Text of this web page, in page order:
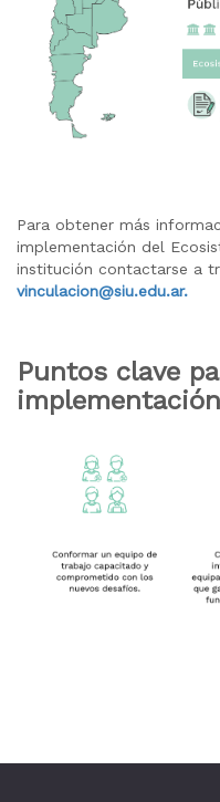
Para obtener más
implementación del
institución contactarse a
vinculacion@siu.edu.ar.
Puntos clave